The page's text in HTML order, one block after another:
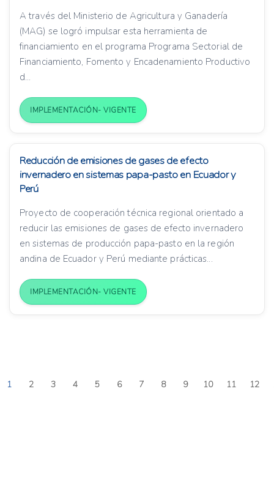
A través del Ministerio de Agricultura y Ganadería
(MAG) se logró impulsar esta herramienta de
financiamiento en el programa Programa Sectorial de
Financiamiento, Fomento y Encadenamiento Productivo
d...
IMPLEMENTACIÓN- VIGENTE
Reducción de emisiones de gases de efecto
invernadero en sistemas papa-pasto en Ecuador y
Perú
Proyecto de cooperación técnica regional orientado a
reducir las emisiones de gases de efecto invernadero
en sistemas de producción papa-pasto en la región
andina de Ecuador y Perú mediante prácticas...
IMPLEMENTACIÓN- VIGENTE
1 2 3 4 5 6 7 8 9 10 11 12